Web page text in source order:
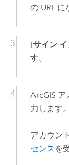
の URL に
[サイン
す。
ArcGIS ア
力します。
アカウン
センス を